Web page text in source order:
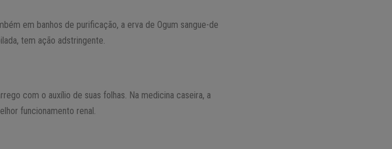
em banhos de purificação, a erva de Ogum sangue-de
tem ação adstringente.
com o auxílio de suas folhas. Na medicina caseira, a
funcionamento renal.